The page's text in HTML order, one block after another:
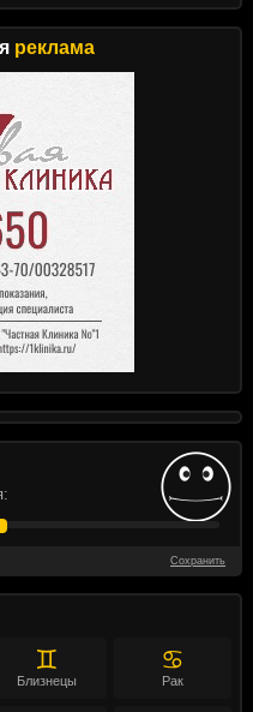
реклама
Сохранить
♊
Близнецы
♋
Рак